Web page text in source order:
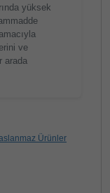
yüksek
ve
arada
Ürünler